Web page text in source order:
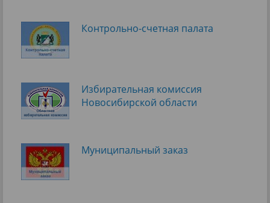
Контрольно-счетная палата
Избирательная комиссия
Новосибирской области
Муниципальный заказ